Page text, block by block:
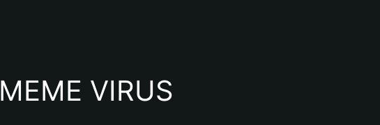
أسباب أهمية استخدام محفظة MEME VIRUS